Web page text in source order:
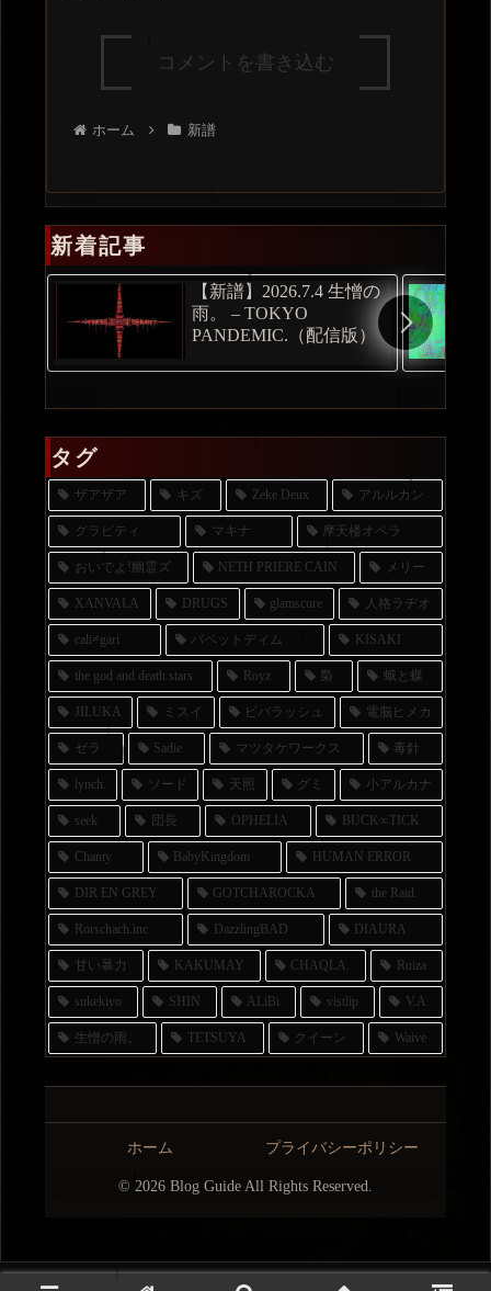
コメントを書き込む
ホーム 新譜
新着記事
【新譜】2026.7.4 生憎の
雨。 – TOKYO
PANDEMIC.（配信版）
タグ
ザアザア キズ Zeke Deux アルルカン
グラビティ マキナ 摩天楼オペラ
おいでよ!幽霊ズ NETH PRIERE CAIN メリー
XANVALA DRUGS glamscure 人格ラヂオ
cali≠gari パペットディム KISAKI
the god and death stars Royz 梟 蛾と蝶
JILUKA ミスイ ビバラッシュ 電脳ヒメカ
ゼラ Sadie マツタケワークス 毒針
lynch. ソード 天照 グミ 小アルカナ
seek 団長 OPHELIA BUCK∞TICK
Chanty BabyKingdom HUMAN ERROR
DIR EN GREY GOTCHAROCKA the Raid.
Rorschach.inc DazzlingBAD DIAURA
甘い暴力 KAKUMAY CHAQLA. Ruiza
sukekiyo SHIN ALiBi vistlip V.A
生憎の雨。 TETSUYA クイーン Waive
ホーム プライバシーポリシー
© 2026 Blog Guide All Rights Reserved.